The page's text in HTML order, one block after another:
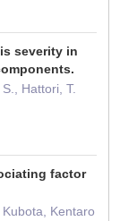
severity in
Hattori, T.
factor
Kentaro